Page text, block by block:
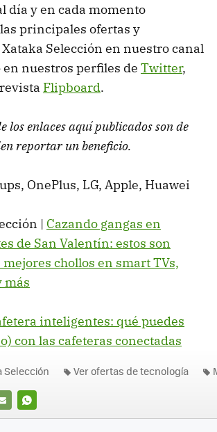
día y en cada momento
principales ofertas y
Selección en nuestro canal
en nuestros perfiles de Twitter,
Flipboard.
los enlaces aquí publicados son de
reportar un beneficio.
OnePlus, LG, Apple, Huawei
| Cazando gangas en
de San Valentín: estos son
mejores chollos en smart TVs,
más
inteligentes: qué puedes
con las cafeteras conectadas
WHATSAPP
Selección Ver ofertas de tecnología